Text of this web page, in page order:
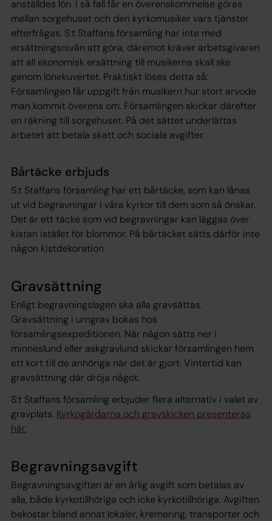
anställdes lön. I så fall får en överenskommelse göras
mellan sorgehuset och den kyrkomusiker vars tjänster
efterfrågas. S:t Staffans församling har inte med
ersättningsnivån att göra, däremot kräver arbetsgivaren
att all ekonomisk ersättning till musikerna skall ske
genom lönekuvertet. Praktiskt löses detta så:
Församlingen får uppgift från musikern hur stort arvode
man kommit överens om. Församlingen skickar därefter
en räkning till sorgehuset. På det sättet underlättas
arbetet att betala skatt och sociala avgifter.
Bårtäcke erbjuds
S:t Staffans församling har ett bårtäcke, som kan lånas
ut vid begravningar i våra kyrkor till dem som så önskar.
Det är ett täcke som vid begravningar kan läggas över
kistan istället för blommor. På bårtäcket sätts därför inte
någon kistdekoration
Gravsättning
Enligt begravningslagen ska alla gravsättas.
Gravsättning i urngrav bokas hos
församlingsexpeditionen. När någon sätts ner i
minneslund eller askgravlund skickar församlingen hem
ett kort till de anhöriga när det är gjort. Vintertid kan
gravsättning där dröja något.
S:t Staffans församling erbjuder flera alternativ i valet av
gravplats. Kyrkogårdarna och gravskicken presenteras
här.
Begravningsavgift
Begravningsavgiften är en årlig avgift som betalas av
alla, både kyrkotillhöriga och icke kyrkotillhöriga. Avgiften
bekostar bland annat lokaler, kremering, transporter och